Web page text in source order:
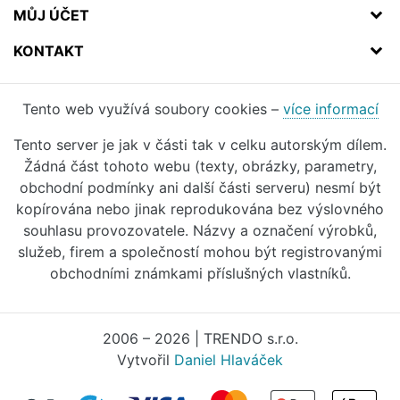
MŮJ ÚČET
KONTAKT
Tento web využívá soubory cookies – více informací
Tento server je jak v části tak v celku autorským dílem.
Žádná část tohoto webu (texty, obrázky, parametry,
obchodní podmínky ani další části serveru) nesmí být
kopírována nebo jinak reprodukována bez výslovného
souhlasu provozovatele. Názvy a označení výrobků,
služeb, firem a společností mohou být registrovanými
obchodními známkami příslušných vlastníků.
2006 – 2026 | TRENDO s.r.o.
Vytvořil Daniel Hlaváček